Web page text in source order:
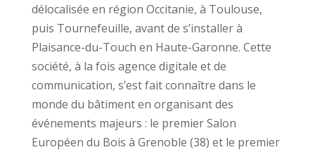
délocalisée en région Occitanie, à Toulouse,
puis Tournefeuille, avant de s’installer à
Plaisance-du-Touch en Haute-Garonne. Cette
société, à la fois agence digitale et de
communication, s’est fait connaître dans le
monde du bâtiment en organisant des
événements majeurs : le premier Salon
Européen du Bois à Grenoble (38) et le premier